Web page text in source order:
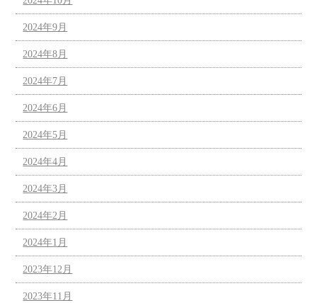
2024年9月
2024年8月
2024年7月
2024年6月
2024年5月
2024年4月
2024年3月
2024年2月
2024年1月
2023年12月
2023年11月